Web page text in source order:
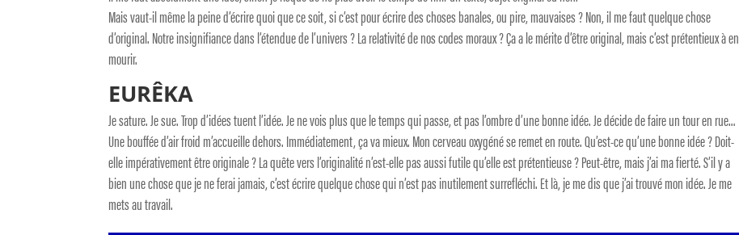
Mais vaut-il même la peine d’écrire quoi que ce soit, si c’est pour écrire des choses banales, ou pire, mauvaises ? Non, il me faut quelque chose
d’original. Notre insignifiance dans l’étendue de l’univers ? La relativité de nos codes moraux ? Ça a le mérite d’être original, mais c’est prétentieux à en
mourir.
EURÊKA
Je sature. Je sue. Trop d’idées tuent l’idée. Je ne vois plus que le temps qui passe, et pas l’ombre d’une bonne idée. Je décide de faire un tour en rue…
Une bouffée d’air froid m’accueille dehors. Immédiatement, ça va mieux. Mon cerveau oxygéné se remet en route. Qu’est-ce qu’une bonne idée ? Doit-
elle impérativement être originale ? La quête vers l’originalité n’est-elle pas aussi futile qu’elle est prétentieuse ? Peut-être, mais j’ai ma fierté. S’il y a
bien une chose que je ne ferai jamais, c’est écrire quelque chose qui n’est pas inutilement surrefléchi. Et là, je me dis que j’ai trouvé mon idée. Je me
mets au travail.